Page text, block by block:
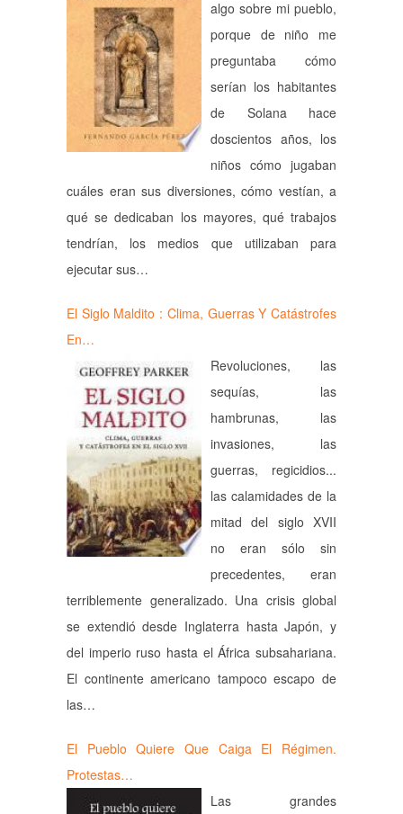
algo sobre mi pueblo,
porque de niño me
preguntaba cómo
serían los habitantes
de Solana hace
doscientos años, los
niños cómo jugaban
cuáles eran sus diversiones, cómo vestían, a
qué se dedicaban los mayores, qué trabajos
tendrían, los medios que utilizaban para
ejecutar sus…
El Siglo Maldito : Clima, Guerras Y Catástrofes
En…
Revoluciones, las
sequías, las
hambrunas, las
invasiones, las
guerras, regicidios...
las calamidades de la
mitad del siglo XVII
no eran sólo sin
precedentes, eran
terriblemente generalizado. Una crisis global
se extendió desde Inglaterra hasta Japón, y
del imperio ruso hasta el África subsahariana.
El continente americano tampoco escapo de
las…
El Pueblo Quiere Que Caiga El Régimen.
Protestas…
Las grandes